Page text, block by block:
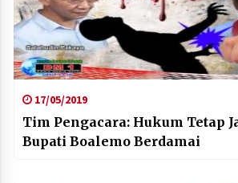
17/05/2019
Tim Pengacara: Hukum Tetap
Bupati Boalemo Berdamai